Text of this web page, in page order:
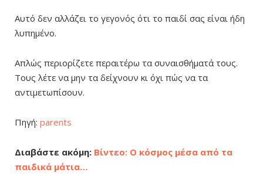
Αυτό δεν αλλάζει το γεγονός ότι το παιδί σας είναι ήδη
λυπημένο.
Απλώς περιορίζετε περαιτέρω τα συναισθήματά τους.
Τους λέτε να μην τα δείχνουν κι όχι πώς να τα
αντιμετωπίσουν.
Πηγή: parents
Διαβάστε ακόμη: Βίντεο: Ο κόσμος μέσα από τα
παιδικά μάτια…